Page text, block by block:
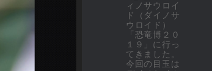
ィノサウロイ
ド（ダイノサ
ウロイド）
「恐竜博２０
１９」に行っ
てきました。
今回の目玉は